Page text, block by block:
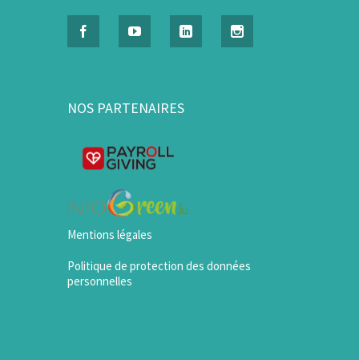
NOS PARTENAIRES
Mentions légales
Politique de protection des données
personnelles